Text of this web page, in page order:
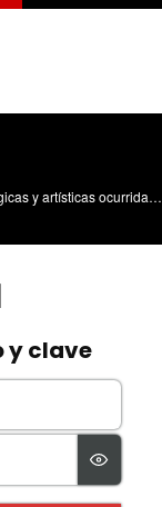
Divulgación de las actividades científicas, tecnológicas y artísticas ocurridas en los tres campus de la UPV